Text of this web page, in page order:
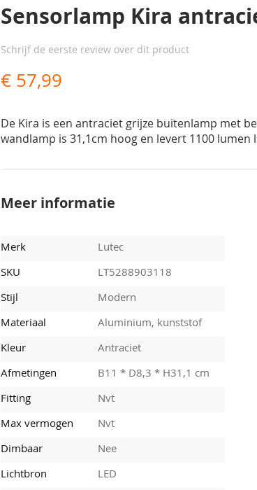
Sensorlamp Kira
Schrijf de eerste review over dit product
€ 57,99
De Kira is een antraciet grijze buitenlamp met
wandlamp is 31,1cm hoog en levert 1100 lumen
Meer informatie
Merk
Lutec
SKU
LT5288903118
Stijl
Modern
Materiaal
Aluminium, kunststof
Kleur
Antraciet
Afmetingen
B11 * D8,3 * H31,1 cm
Fitting
Nvt
Max vermogen
Nvt
Dimbaar
Nee
Lichtbron
LED